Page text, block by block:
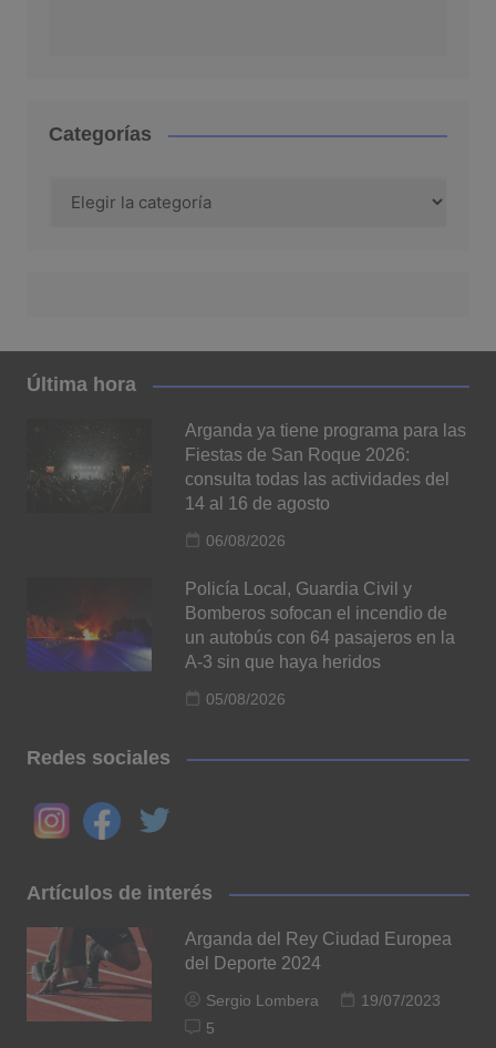
Categorías
Última hora
Arganda ya tiene programa para las
Fiestas de San Roque 2026:
consulta todas las actividades del
14 al 16 de agosto
06/08/2026
Policía Local, Guardia Civil y
Bomberos sofocan el incendio de
un autobús con 64 pasajeros en la
A-3 sin que haya heridos
05/08/2026
Redes sociales
Artículos de interés
Arganda del Rey Ciudad Europea
del Deporte 2024
Sergio Lombera
19/07/2023
5